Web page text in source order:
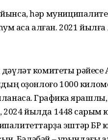
һәр
аҡса алған. 2021 йылға
комитеты рәйесе
оҙонлоғо 1000
Графикҡа
йылда 1448
эштәр БР